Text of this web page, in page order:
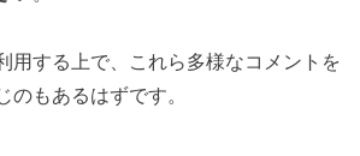
用する上で、これら多様なコメントを
のもあるはずです。